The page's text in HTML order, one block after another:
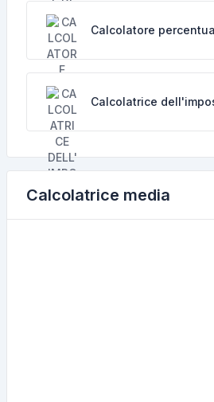
Calcolatore
Calcolatrice
Calcolatrice media